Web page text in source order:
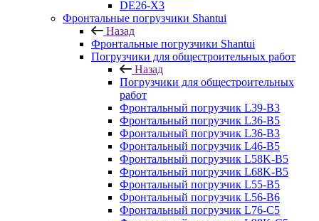
DE26-X3
Фронтальные погрузчики Shantui
Назад
Фронтальные погрузчики Shantui
Погрузчики для общестроительных работ
Назад
Погрузчики для общестроительных
работ
Фронтальный погрузчик L39-B3
Фронтальный погрузчик L36-B5
Фронтальный погрузчик L36-B3
Фронтальный погрузчик L46-B5
Фронтальный погрузчик L58K-B5
Фронтальный погрузчик L68K-B5
Фронтальный погрузчик L55-B5
Фронтальный погрузчик L56-B6
Фронтальный погрузчик L76-С5